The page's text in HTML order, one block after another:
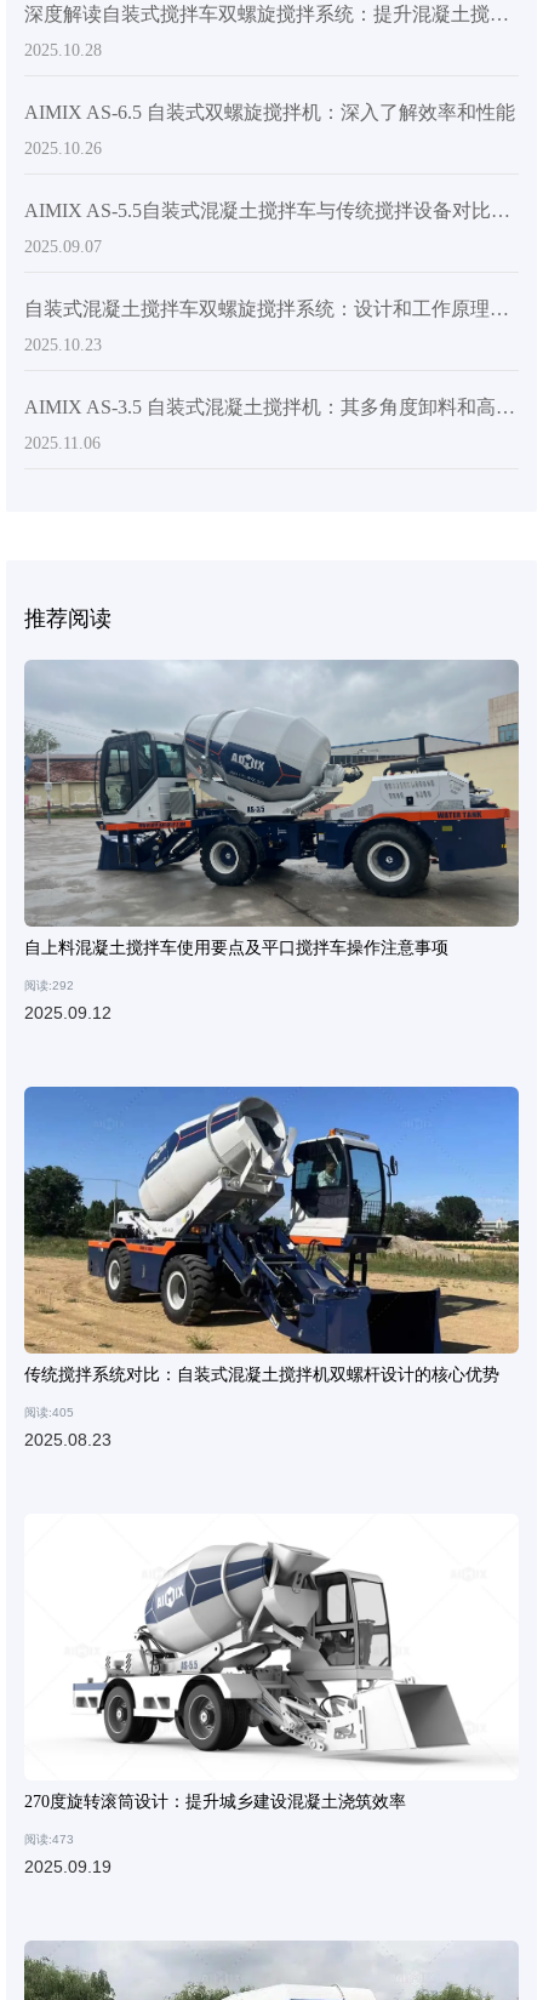
深度解读自装式搅拌车双螺旋搅拌系统：提升混凝土搅拌效率的技术优势
2025.10.28
AIMIX AS-6.5 自装式双螺旋搅拌机：深入了解效率和性能
2025.10.26
AIMIX AS-5.5自装式混凝土搅拌车与传统搅拌设备对比分析：性能优势及应用场景
2025.09.07
自装式混凝土搅拌车双螺旋搅拌系统：设计和工作原理讲解
2025.10.23
AIMIX AS-3.5 自装式混凝土搅拌机：其多角度卸料和高机动性使其成为全球出口热门产品
2025.11.06
推荐阅读
自上料混凝土搅拌车使用要点及平口搅拌车操作注意事项
阅读:292
2025.09.12
传统搅拌系统对比：自装式混凝土搅拌机双螺杆设计的核心优势
阅读:405
2025.08.23
270度旋转滚筒设计：提升城乡建设混凝土浇筑效率
阅读:473
2025.09.19